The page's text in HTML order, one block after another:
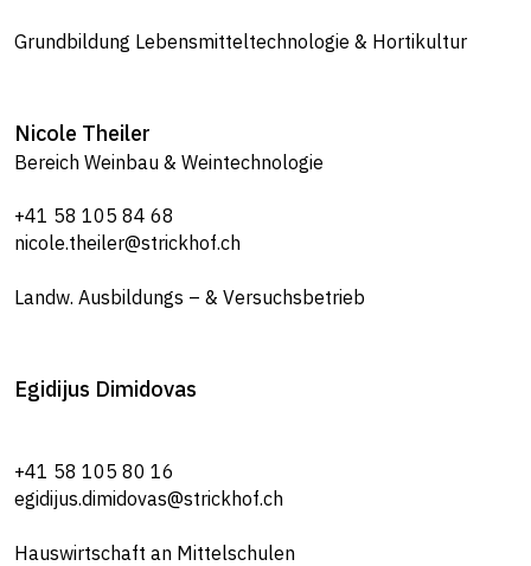
Grundbildung Lebensmitteltechnologie & Hortikultur
Nicole Theiler
Bereich Weinbau & Weintechnologie
+41 58 105 84 68
nicole.theiler@strickhof.ch
Landw. Ausbildungs – & Versuchsbetrieb
Egidijus Dimidovas
+41 58 105 80 16
egidijus.dimidovas@strickhof.ch
Hauswirtschaft an Mittelschulen